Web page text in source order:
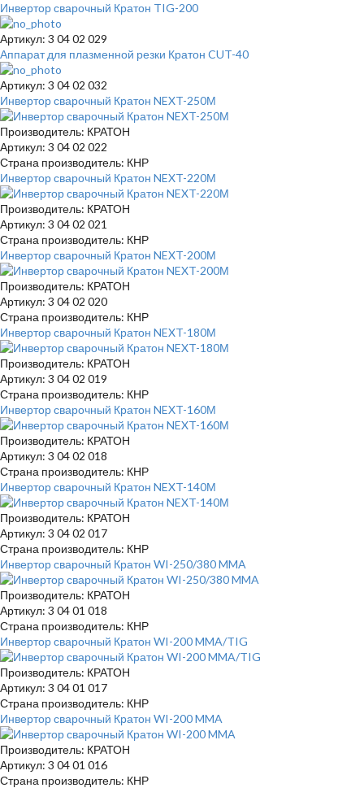
Инвертор сварочный Кратон TIG-200
Артикул: 3 04 02 029
Аппарат для плазменной резки Кратон CUT-40
Артикул: 3 04 02 032
Инвертор сварочный Кратон NEXT-250М
Производитель: КРАТОН
Артикул: 3 04 02 022
Страна производитель: КНР
Инвертор сварочный Кратон NEXT-220М
Производитель: КРАТОН
Артикул: 3 04 02 021
Страна производитель: КНР
Инвертор сварочный Кратон NEXT-200М
Производитель: КРАТОН
Артикул: 3 04 02 020
Страна производитель: КНР
Инвертор сварочный Кратон NEXT-180М
Производитель: КРАТОН
Артикул: 3 04 02 019
Страна производитель: КНР
Инвертор сварочный Кратон NEXT-160М
Производитель: КРАТОН
Артикул: 3 04 02 018
Страна производитель: КНР
Инвертор сварочный Кратон NEXT-140М
Производитель: КРАТОН
Артикул: 3 04 02 017
Страна производитель: КНР
Инвертор сварочный Кратон WI-250/380 MMA
Производитель: КРАТОН
Артикул: 3 04 01 018
Страна производитель: КНР
Инвертор сварочный Кратон WI-200 MMA/TIG
Производитель: КРАТОН
Артикул: 3 04 01 017
Страна производитель: КНР
Инвертор сварочный Кратон WI-200 MMA
Производитель: КРАТОН
Артикул: 3 04 01 016
Страна производитель: КНР